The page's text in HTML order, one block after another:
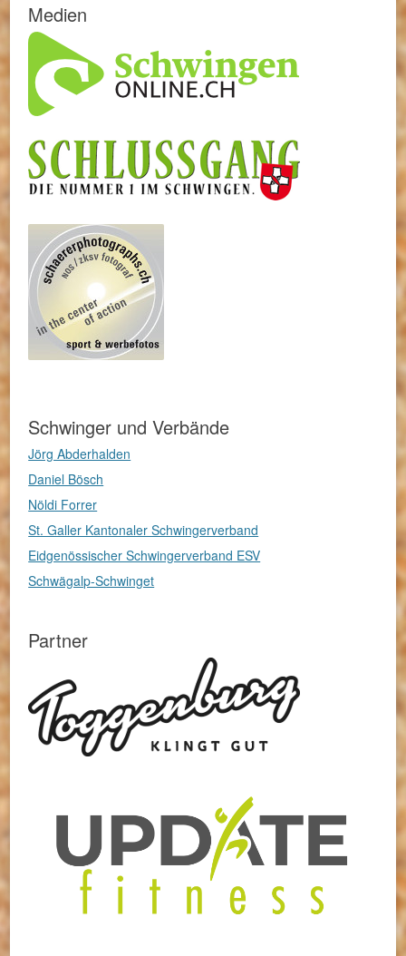
Medien
Schwinger und Verbände
Jörg Abderhalden
Daniel Bösch
Nöldi Forrer
St. Galler Kantonaler Schwingerverband
Eidgenössischer Schwingerverband ESV
Schwägalp-Schwinget
Partner